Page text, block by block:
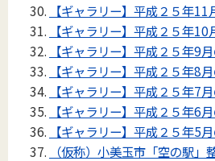
【ギャラリー】平成２５年
【ギャラリー】平成２５年
【ギャラリー】平成２５年9
【ギャラリー】平成２５年8
【ギャラリー】平成２５年7
【ギャラリー】平成２５年6
【ギャラリー】平成２５年5
（仮称）小美玉市「空の駅」